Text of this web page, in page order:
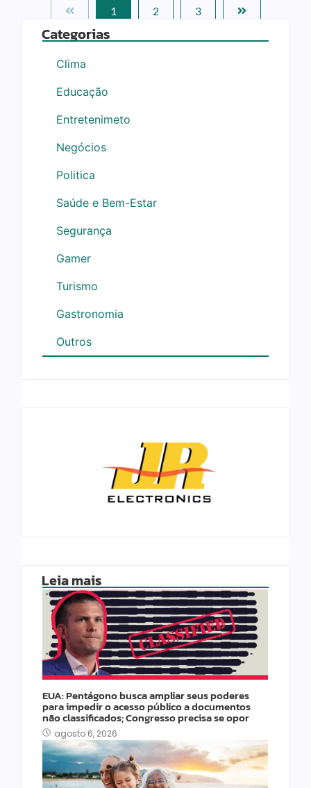
1 2 3
Categorias
Clima
Educação
Entretenimeto
Negócios
Politica
Saúde e Bem-Estar
Segurança
Gamer
Turismo
Gastronomia
Outros
Leia mais
EUA: Pentágono busca ampliar seus poderes
para impedir o acesso público a documentos
não classificados; Congresso precisa se opor
agosto 6, 2026